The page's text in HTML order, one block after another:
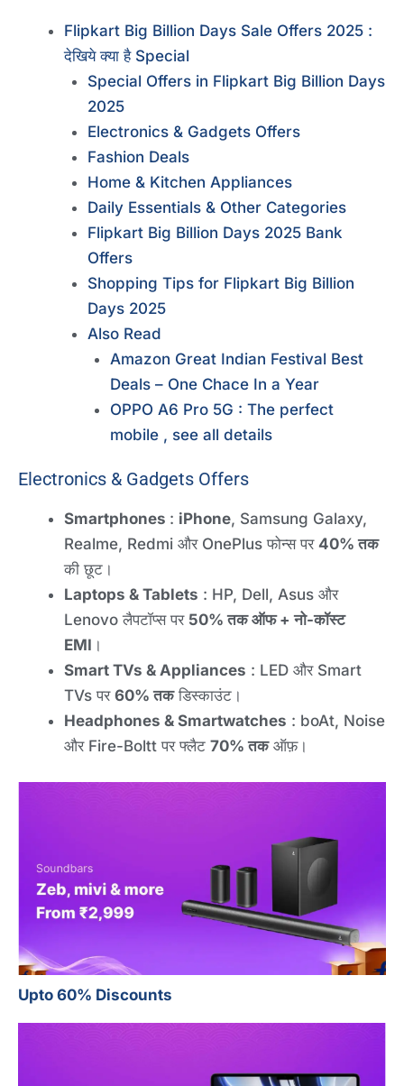
Flipkart Big Billion Days Sale Offers 2025 :
देखिये क्या है Special
Special Offers in Flipkart Big Billion Days
2025
Electronics & Gadgets Offers
Fashion Deals
Home & Kitchen Appliances
Daily Essentials & Other Categories
Flipkart Big Billion Days 2025 Bank
Offers
Shopping Tips for Flipkart Big Billion
Days 2025
Also Read
Amazon Great Indian Festival Best
Deals – One Chace In a Year
OPPO A6 Pro 5G : The perfect
mobile , see all details
Electronics & Gadgets Offers
Smartphones : iPhone, Samsung Galaxy,
Realme, Redmi और OnePlus फोन्स पर 40% तक
की छूट।
Laptops & Tablets : HP, Dell, Asus और
Lenovo लैपटॉप्स पर 50% तक ऑफ + नो-कॉस्ट
EMI ।
Smart TVs & Appliances : LED और Smart
TVs पर 60% तकडिस्काउंट।
Headphones & Smartwatches : boAt, Noise
और Fire-Boltt पर फ्लैट 70% तकऑफ़।
Upto 60% Discounts